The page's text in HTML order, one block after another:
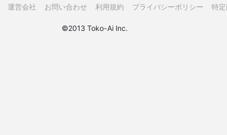
運営会社 お問い合わせ 利用規約 プライバシーポリシー 特
©2013 Toko-Ai Inc.